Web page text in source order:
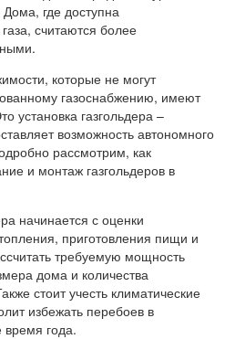
где доступна
считаются более
которые не могут
газоснабжению, имеют
установка газгольдера –
возможность автономного
рассмотрим, как
и монтаж газгольдеров в
начинается с оценки
приготовления пищи и
требуемую мощность
дома и количества
стоит учесть климатические
избежать перебоев в
время года.